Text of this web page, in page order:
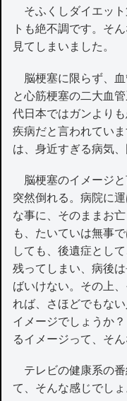
そふくしダイエット
トも絶不調です。そ
見てしまいました。
脳梗塞に限らず、血
と心筋梗塞の二大血
代日本ではガンより
疾病だと言われてい
は、身近すぎる病気
脳梗塞のイメージ
突然倒れる。病院に
な事に、そのままお
も、たいていは無事
しても、後遺症とし
残ってしまい、病後
ばいけない。その上
れば、さほどでもな
イメージでしょうか
るイメージって、そん
テレビの健康系の番
て、そんな感じでしょ